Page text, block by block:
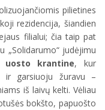
pilietines
rezidencija, šiandien
filialui; čia taip pat
„Solidarumo“ judėjimu
uosto krantine, kur
ir garsiuoju žuravu –
iš laivų kelti. Vėliau
bokšto, papuošto